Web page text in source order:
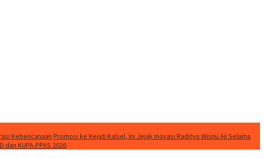
Kebencanaan Promosi ke Kejati Kalsel, Ini Jejak Inovasi Radityo Wisnu Aji Selama
dan KUPA-PPAS 2026